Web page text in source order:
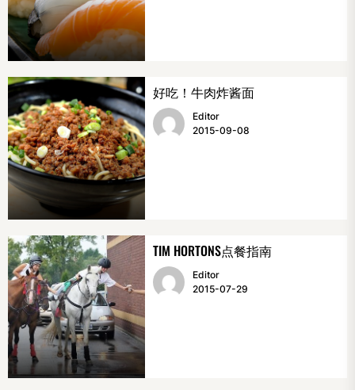
好吃！牛肉炸酱面
Editor
2015-09-08
TIM HORTONS点餐指南
Editor
2015-07-29